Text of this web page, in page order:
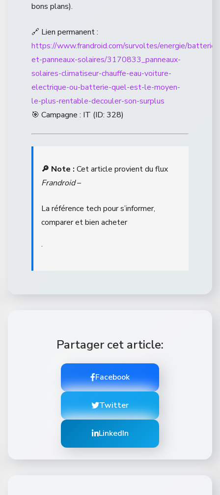
bons plans).
🔗 Lien permanent :
https://www.frandroid.com/survoltes/energie/
et-panneaux-solaires/3170833_panneaux-
solaires-climatiseur-chauffe-eau-voiture-
electrique-ou-batterie-quel-est-le-moyen-
le-plus-rentable-decouler-son-surplus
🎯 Campagne : IT (ID: 328)
🔎 Note : Cet article provient du flux
Frandroid–
La référence tech pour s’informer,
comparer et bien acheter
.
Partager cet article:
Facebook
Twitter
LinkedIn